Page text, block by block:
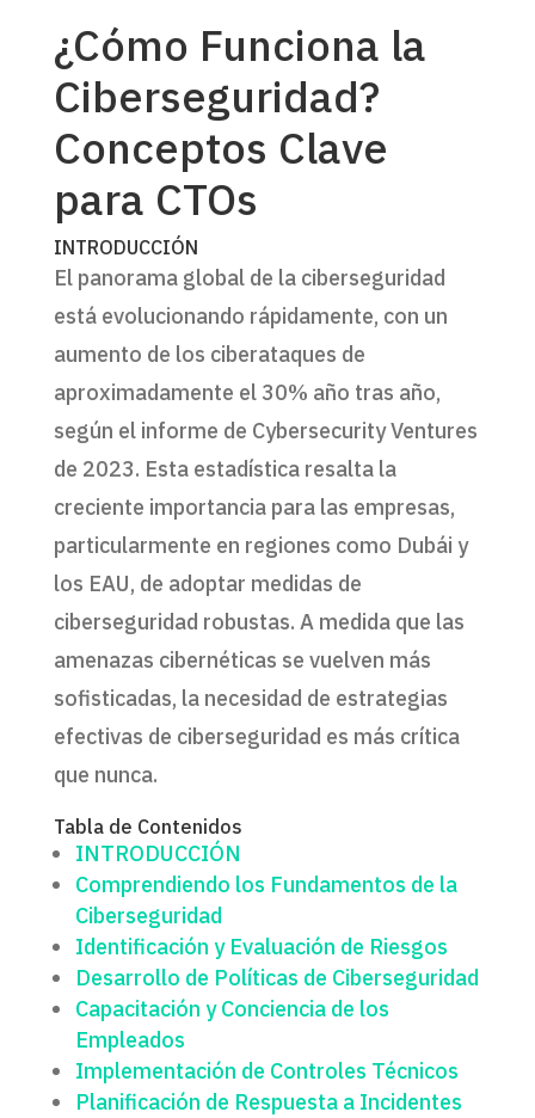
¿Cómo Funciona la
Ciberseguridad?
Conceptos Clave
para CTOs
INTRODUCCIÓN
El panorama global de la ciberseguridad
está evolucionando rápidamente, con un
aumento de los ciberataques de
aproximadamente el 30% año tras año,
según el informe de Cybersecurity Ventures
de 2023. Esta estadística resalta la
creciente importancia para las empresas,
particularmente en regiones como Dubái y
los EAU, de adoptar medidas de
ciberseguridad robustas. A medida que las
amenazas cibernéticas se vuelven más
sofisticadas, la necesidad de estrategias
efectivas de ciberseguridad es más crítica
que nunca.
Tabla de Contenidos
INTRODUCCIÓN
Comprendiendo los Fundamentos de la
Ciberseguridad
Identificación y Evaluación de Riesgos
Desarrollo de Políticas de Ciberseguridad
Capacitación y Conciencia de los
Empleados
Implementación de Controles Técnicos
Planificación de Respuesta a Incidentes